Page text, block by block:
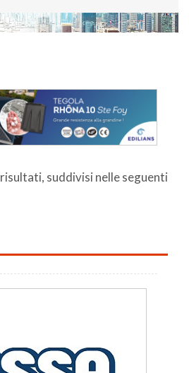
risultati, suddivisi nelle seguenti